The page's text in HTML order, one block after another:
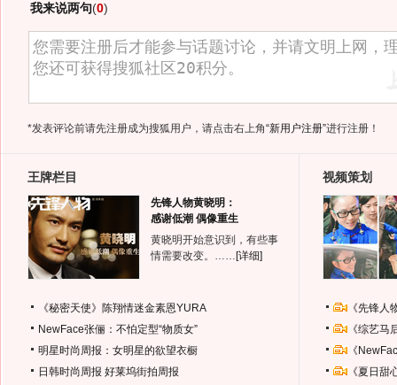
我来说两句(0)
*发表评论前请先注册成为搜狐用户，请点击右上角“新用户注册”进行注册！
王牌栏目
先锋人物黄晓明：
感谢低潮 偶像重生
黄晓明开始意识到，有些事
情需要改变。…… [详细]
《秘密天使》陈翔情迷金素恩YURA
NewFace张俪：不怕定型“物质女”
明星时尚周报：女明星的欲望衣橱
日韩时尚周报 好莱坞街拍周报
视频策划
《先锋
《综艺
《
《夏日